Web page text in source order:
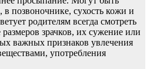
позвоночнике, сухость кожи и
родителям всегда смотреть
зрачков, их сужение или
важных признаков увлечения
употребления